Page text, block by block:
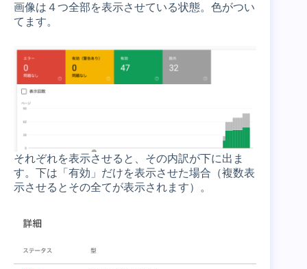
画像は４つ全部を表示させている状態。色がつい
てます。
それぞれを表示させると、その内訳が下に出ま
す。下は「有効」だけを表示させた場合（複数表
示させるとその全てが表示されます）。